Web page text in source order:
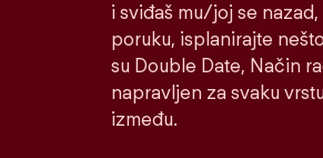
i sviđaš mu/joj se
poruku, isplanirajte
su Double Date, Način
napravljen za svaku
između.